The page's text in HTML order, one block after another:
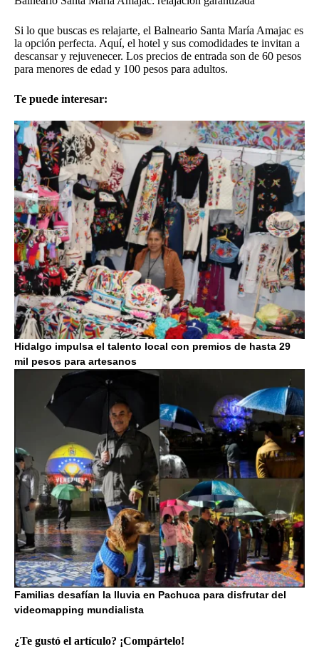
Si lo que buscas es relajarte, el Balneario Santa María Amajac es
la opción perfecta. Aquí, el hotel y sus comodidades te invitan a
descansar y rejuvenecer. Los precios de entrada son de 60 pesos
para menores de edad y 100 pesos para adultos.
Te puede interesar:
Hidalgo impulsa el talento local con premios de hasta 29
mil pesos para artesanos
Familias desafían la lluvia en Pachuca para disfrutar del
videomapping mundialista
¿Te gustó el artículo? ¡Compártelo!